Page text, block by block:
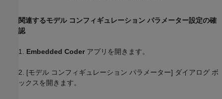
関連するモデル コンフィギュレーション パラメーター設定の確
認
1. Embedded Coder アプリを開きます。
2. [モデル コンフィギュレーション パラメーター] ダイアログ ボ
ックスを開きます。